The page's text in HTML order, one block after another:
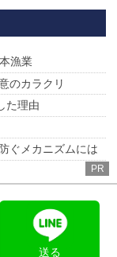
へ
漁業
のカラクリ
た理由
ぐメカニズムには
PR
送る